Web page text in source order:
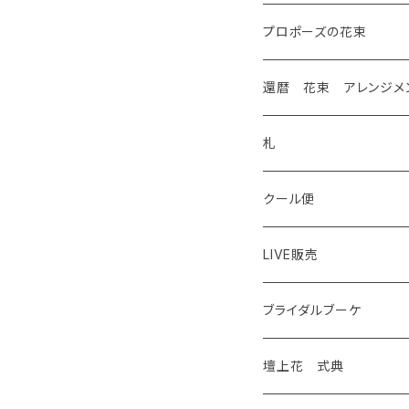
プロポーズの花束
還暦 花束 アレンジメ
札
クール便
LIVE販売
花苗
観葉植物
ブライダルブーケ
壇上花 式典